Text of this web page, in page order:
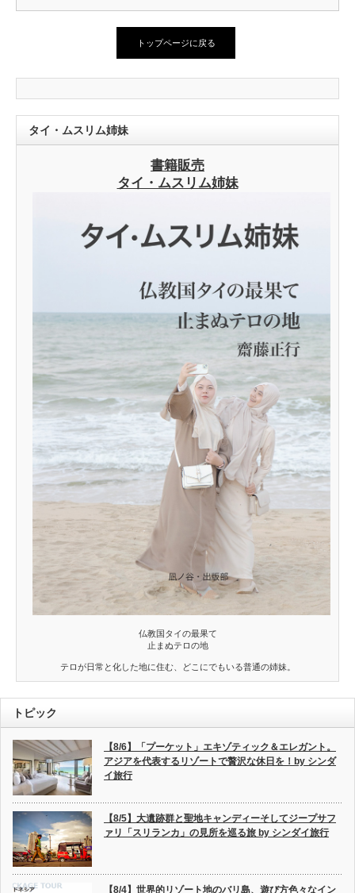
トップページに戻る
タイ・ムスリム姉妹
書籍販売
タイ・ムスリム姉妹
仏教国タイの最果て
止まぬテロの地
テロが日常と化した地に住む、どこにでもいる普通の姉妹。
トピック
【8/6】「プーケット」エキゾティック＆エレガント。
アジアを代表するリゾートで贅沢な休日を！by シンダ
イ旅行
【8/5】大遺跡群と聖地キャンディーそしてジープサフ
ァリ「スリランカ」の見所を巡る旅 by シンダイ旅行
【8/4】世界的リゾート地のバリ島、遊び方色々なイン